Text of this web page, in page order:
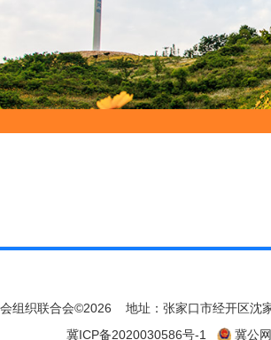
组织联合会©2026 地址：张家口市经开区沈
冀ICP备2020030586号-1
冀公